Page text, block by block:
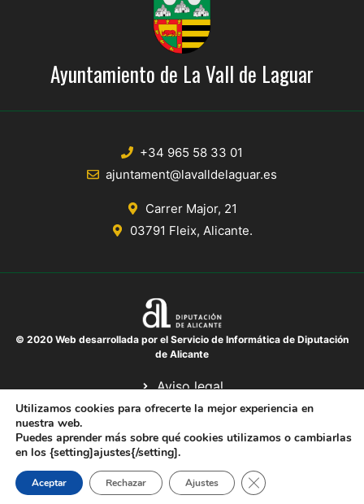
Ayuntamiento de La Vall de Laguar
+34 965 58 33 01
ajuntament@lavalldelaguar.es
Carrer Major, 21
03791 Fleix, Alicante.
© 2020 Web desarrollada por el Servicio de Informática de Diputación
de Alicante
Aviso legal
Protección de datos
Mapa del sitio
Utilizamos cookies para ofrecerte la mejor experiencia en
nuestra web.
Puedes aprender más sobre qué cookies utilizamos o cambiarlas
en los {setting]ajustes{/setting].
Aceptar Rechazar Ajustes Cerrar el banner de